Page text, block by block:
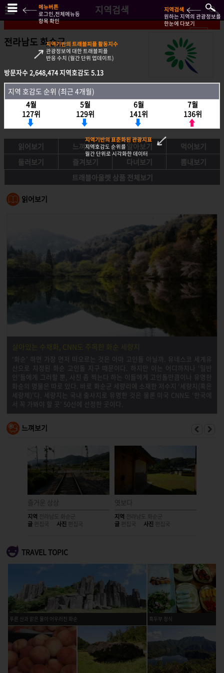
지역검색
전라남도 화순군
방문자수2,648,474지역호감도 5.13
지역호감도 순위 (최근 4개월)
4월
127위
5월
129위
6월
141위
7월
136위
읽어보기 느껴보기 알아보기
먹어보기
둘러보기
즐겨보기 다녀보기
뽐내보기
트래블아울렛 상품 전체보기
읽어보기
살아있는 수채화, CNN도 주목한 화순 세량지
‘화순’ 하면 가장 먼저 떠오르는 것은 아마 고인돌 아닐까. 유네스코 세계유
산으로 지정된 화순 고인돌 지구 때문이다. 하지만 이는 어디까지나 ‘일반
인’들에게 그러할 뿐, 사진 좀 찍는다 하는 이들에게 고인돌만큼이나 유명한
화순의 명물은 따로 있다. 바로 화순군 세량리에 소재한 저수지 ‘세량지(혹은
세량제)’다. 세량지는 국내 출사지로 유명한 것은 물론 미국 CNN도 ‘한국에
서 꼭 가봐야 할 곳’ 50선에 선정한 곳이다.
느껴보기
즐거운 상상
지역 전라남도 화순군
글 편집국 사진 편집국
엿보다
지역 전라남도 화순군
글 편집국 사진 편집국
TRAVEL TOPIC
흑두부 정식
푸른 산과 맑은 물이 어우러진 화순
방문자수2,648,474지역호감도 5.13
지역 호감도 순위 (최근 4개월)
4월
127위
5월
129위
6월
141위
7월
136위
메뉴버튼
로그인,전체메뉴등
항목 확인
지역검색
원하는 지역의 관광정보를
한눈에 다보기
지역기반의 트래블피플 활동지수
관광정보에 대한 트래블피플
반응 수치 (월간 단위 업데이트)
지역기반의 표준화된 관광지표
지역호감도 순위를
월간 단위로 시각화한 데이터